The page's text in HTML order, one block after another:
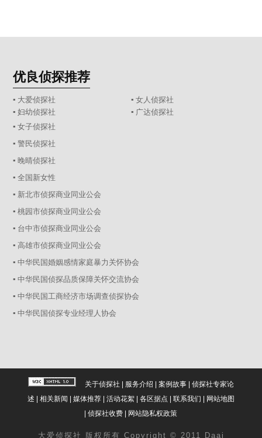
优良侦探推荐
▪ 大爱侦探社
▪ 女人侦探社
▪ 妇幼侦探社
▪ 广达侦探社
▪ 女子侦探社
▪ 警民侦探社
▪ 晚晴侦探社
▪ 全国新女性
▪ 新北市侦探商业同业公会
▪ 桃园市侦探商业同业公会
▪ 台中市侦探商业同业公会
▪ 高雄市侦探商业同业公会
▪ 中华民国婚姻感情家庭暴力关怀协会
▪ 中华民国侦探品质保障关怀交流协会
▪ 中华民国工商经济市场调查侦探协会
▪ 中华民国侦探专业经理人协会
关于侦探社 服务介绍 案例故事| 侦探社专家论
述
相关新闻 媒体推荐| 活动花絮| 各区据点 联系我们
网站地图
|侦探社收费 网站隐私权政策
大爱 侦探社 版权所有 Copyright © 2011 Daai